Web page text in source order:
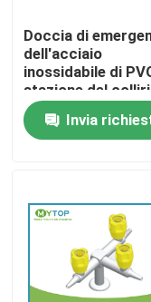
Mobilia del
Mobilia del
Mobilia del
cappa di
Doccia di
dell'acciaio
inossidabile di
stazione del
per industria
Invia